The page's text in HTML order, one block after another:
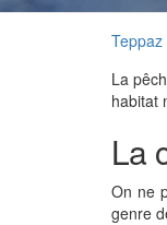
Teppaz
La
habitat
La
On ne
genre